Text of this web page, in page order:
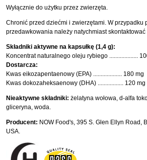
Wyłącznie do użytku przez zwierzęta.
Chronić przed dziećmi i zwierzętami. W przypadku
przedawkowania należy natychmiast skontaktować
Składniki aktywne na kapsułkę (1,4 g):
Koncentrat naturalnego oleju rybiego ...................
Dostarcza:
Kwas eikozapentaenowy (EPA) ................... 180 mg
Kwas dokozaheksaenowy (DHA) ................. 120 mg
Nieaktywne składniki: żelatyna wołowa, d-alfa
gliceryna, woda.
Producent: NOW Food's, 395 S. Glen Ellyn Road,
USA.